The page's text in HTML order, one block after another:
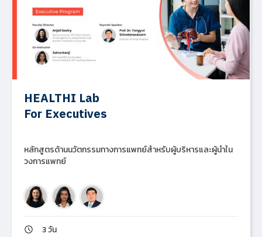
HEALTHI Lab
For Executives
หลักสูตรด้านนวัตกรรมทางการแพทย์สำหรับผู้บริหารและผู้นำใน
วงการแพทย์
3 วัน